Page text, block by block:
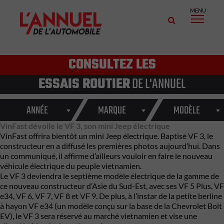
MENU
CONSULTEZ LES
ESSAIS ROUTIERDE L'ANNUEL
ANNÉE MARQUE MODÈLE
VinFast dévoile le VF 3, son mini Jeep électrique
VinFastoffrira bientôt un mini Jeep électrique. Baptisé VF 3, le
constructeur en a diffusé les premières photos aujourd’hui. Dans
un communiqué, il affirme d’ailleurs vouloir en faire le nouveau
véhicule électrique du peuple vietnamien.
Le VF 3 deviendra le septième modèle électrique de la gamme de
ce nouveau constructeur d’Asie du Sud-Est, avec ses VF 5 Plus, VF
e34,VF 6, VF 7,VF 8et VF 9. De plus, à l’instar de la petite berline
à hayon VF e34 (un modèle conçu sur la base de la Chevrolet Bolt
EV), le VF 3 sera réservé au marché vietnamien et vise une